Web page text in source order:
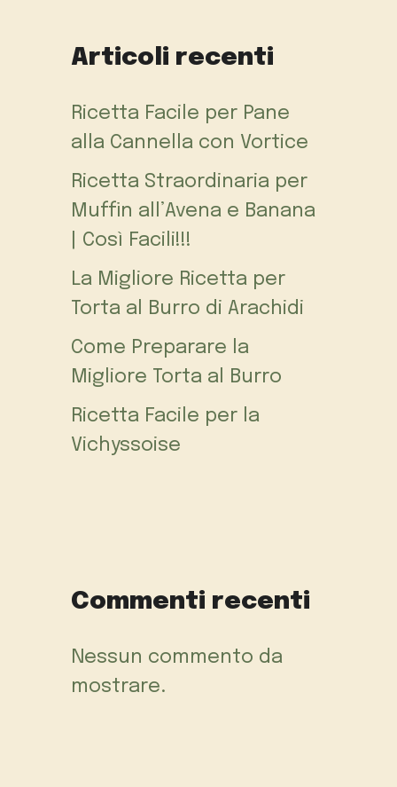
Articoli recenti
Ricetta Facile per Pane
alla Cannella con Vortice
Ricetta Straordinaria per
Muffin all’Avena e Banana
| Così Facili!!!
La Migliore Ricetta per
Torta al Burro di Arachidi
Come Preparare la
Migliore Torta al Burro
Ricetta Facile per la
Vichyssoise
Commenti recenti
Nessun commento da
mostrare.